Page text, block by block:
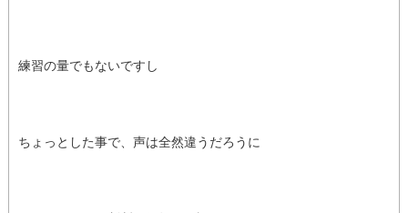
練習の量でもないですし
ちょっとした事で、声は全然違うだろうに